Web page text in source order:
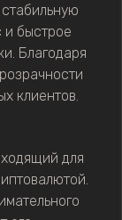
и быстрое
Благодаря
клиентов.
для